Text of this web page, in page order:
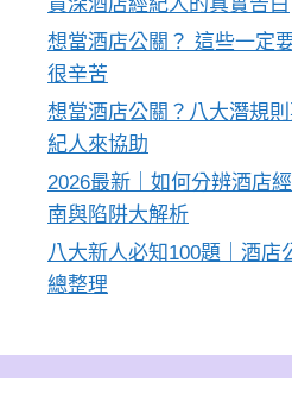
想當酒店公關？ 這些一定
很辛苦
想當酒店公關？八大潛規
紀人來協助
2026最新｜如何分辨酒店
南與陷阱大解析
八大新人必知100題｜酒店
總整理